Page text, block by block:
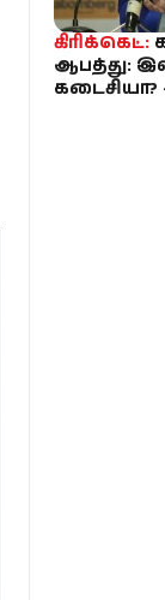
கிரிக்கெட்:
ஆபத்து: